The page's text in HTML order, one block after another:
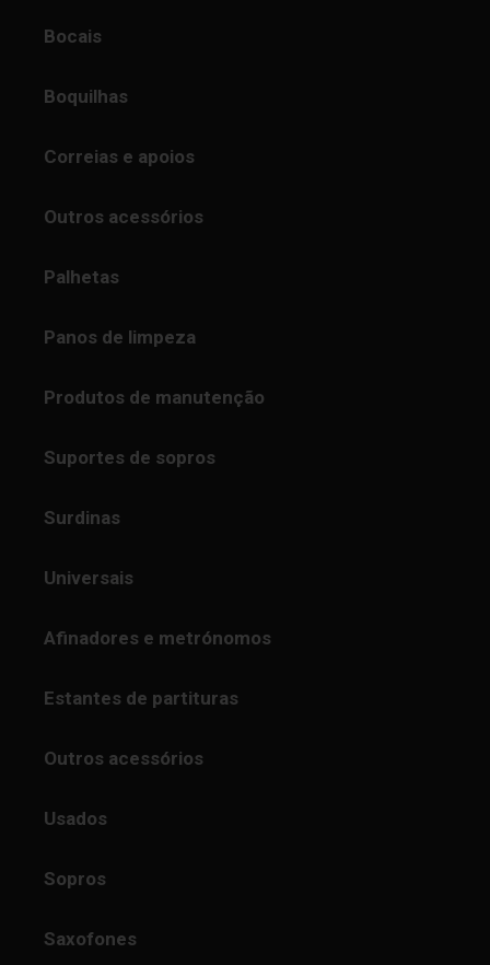
Bocais
Boquilhas
Correias e apoios
Outros acessórios
Palhetas
Panos de limpeza
Produtos de manutenção
Suportes de sopros
Surdinas
Universais
Afinadores e metrónomos
Estantes de partituras
Outros acessórios
Usados
Sopros
Saxofones